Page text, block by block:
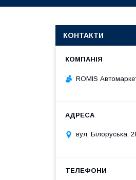
КОНТАКТИ
ROMIS
вул. Білоруська,